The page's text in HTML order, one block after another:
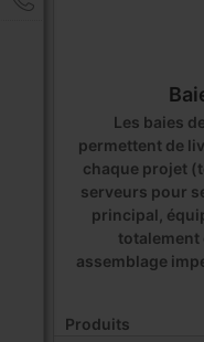
Les baies
permettent de
chaque projet
serveurs pour
principal,
totalement
assemblage
Produits